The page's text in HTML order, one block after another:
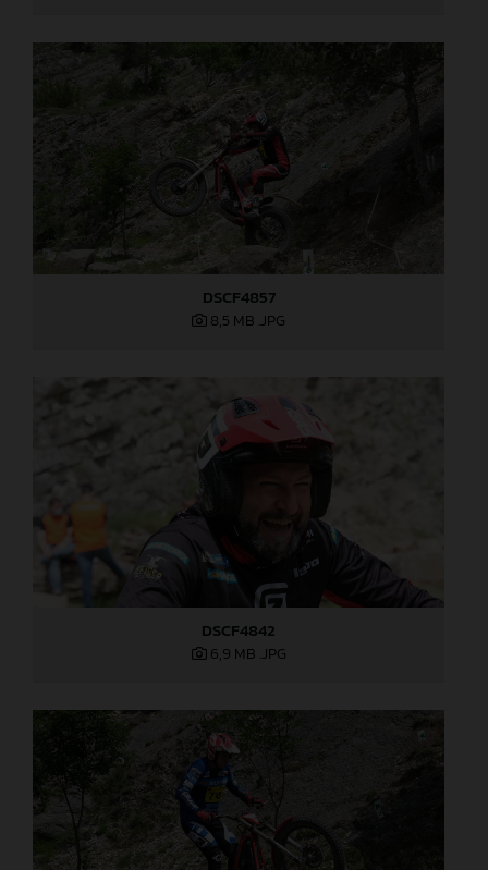
DSCF4857
8,5 MB .JPG
DSCF4842
6,9 MB .JPG